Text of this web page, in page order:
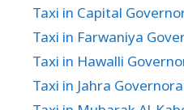
Taxi in Capital
Taxi in Farwaniya
Taxi in Hawalli
Taxi in Jahra